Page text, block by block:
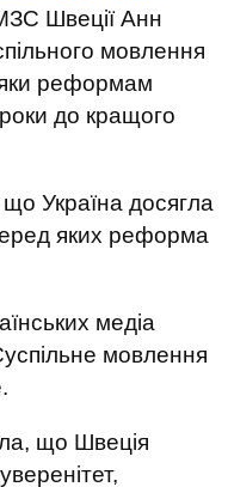
Швеції Анн
мовлення
реформам
до кращого
Україна досягла
яких реформа
медіа
мовлення
що Швеція